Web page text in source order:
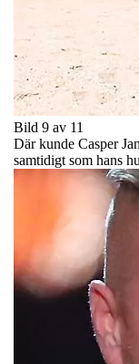
Bild 9 av 11
Där kunde Casper
samtidigt som hans